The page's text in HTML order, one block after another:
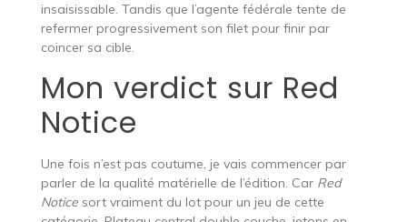
insaisissable. Tandis que l’agente fédérale tente de
refermer progressivement son filet pour finir par
coincer sa cible.
Mon verdict sur Red
Notice
Une fois n’est pas coutume, je vais commencer par
parler de la qualité matérielle de l’édition. Car Red
Noticesort vraiment du lot pour un jeu de cette